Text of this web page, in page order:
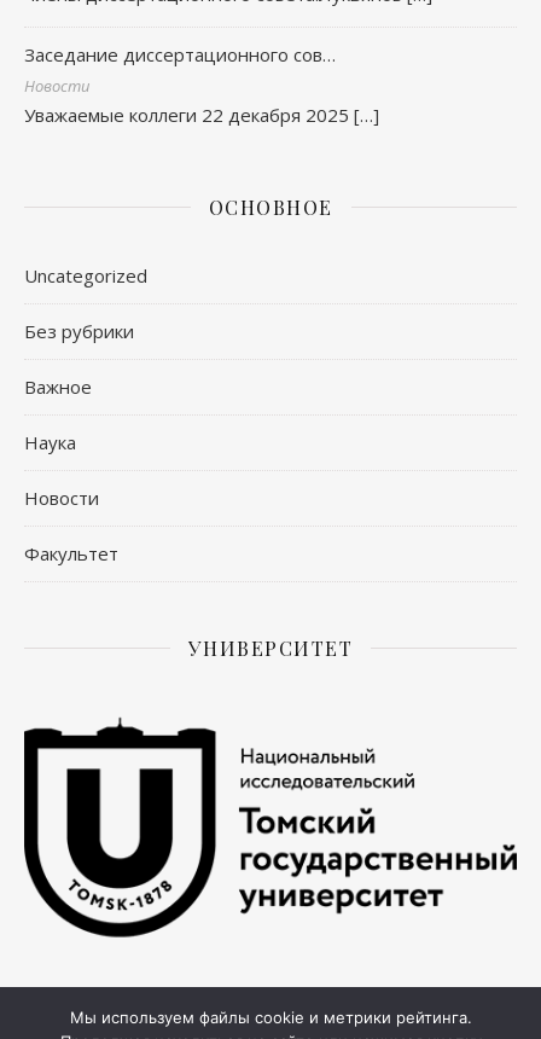
Заседание диссертационного сов…
Новости
Уважаемые коллеги 22 декабря 2025 […]
ОСНОВНОЕ
Uncategorized
Без рубрики
Важное
Наука
Новости
Факультет
УНИВЕРСИТЕТ
Мы используем файлы cookie и метрики рейтинга.